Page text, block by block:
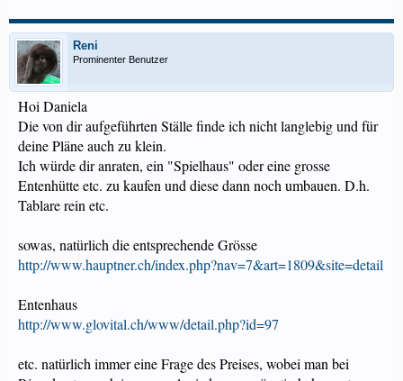
Reni
Prominenter Benutzer
Hoi Daniela
Die von dir aufgeführten Ställe finde ich nicht langlebig und für
deine Pläne auch zu klein.
Ich würde dir anraten, ein "Spielhaus" oder eine grosse
Entenhütte etc. zu kaufen und diese dann noch umbauen. D.h.
Tablare rein etc.
sowas, natürlich die entsprechende Grösse
http://www.hauptner.ch/index.php?nav=7&art=1809&site=detail
Entenhaus
http://www.glovital.ch/www/detail.php?id=97
etc. natürlich immer eine Frage des Preises, wobei man bei